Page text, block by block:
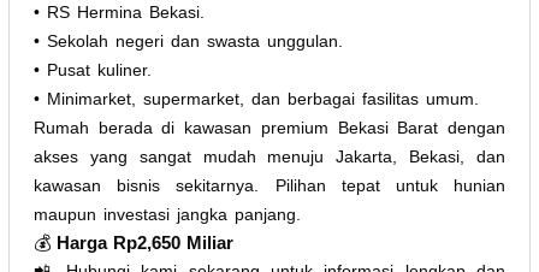
• RS Hermina Bekasi.
• Sekolah negeri dan swasta unggulan.
• Pusat kuliner.
• Minimarket, supermarket, dan berbagai fasilitas umum.
Rumah berada di kawasan premium Bekasi Barat dengan
akses yang sangat mudah menuju Jakarta, Bekasi, dan
kawasan bisnis sekitarnya. Pilihan tepat untuk hunian
maupun investasi jangka panjang.
💰 Harga Rp2,650 Miliar